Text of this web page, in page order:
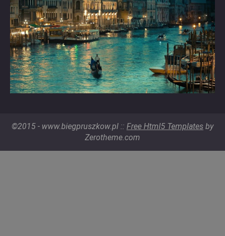
©2015 - www.biegpruszkow.pl :: Free Html5 Templates by
Zerotheme.com